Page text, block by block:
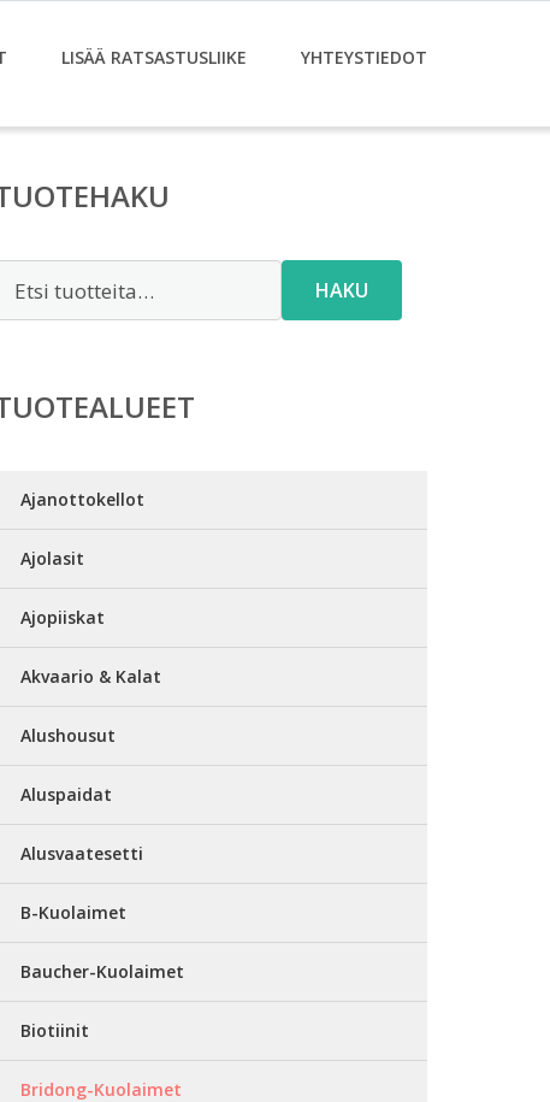
LISÄÄ RATSASTUSLIIKE YHTEYSTIEDOT
HAKU
Ajanottokellot
Ajolasit
Ajopiiskat
Akvaario & Kalat
Alushousut
Aluspaidat
Alusvaatesetti
B-Kuolaimet
Baucher-Kuolaimet
Biotiinit
Bridong-Kuolaimet